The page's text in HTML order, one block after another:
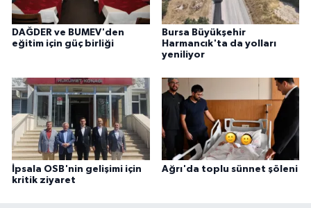
DAĞDER ve BUMEV'den
eğitim için güç birliği
Bursa Büyükşehir
Harmancık'ta da yolları
yeniliyor
İpsala OSB'nin gelişimi için
kritik ziyaret
Ağrı'da toplu sünnet şöleni